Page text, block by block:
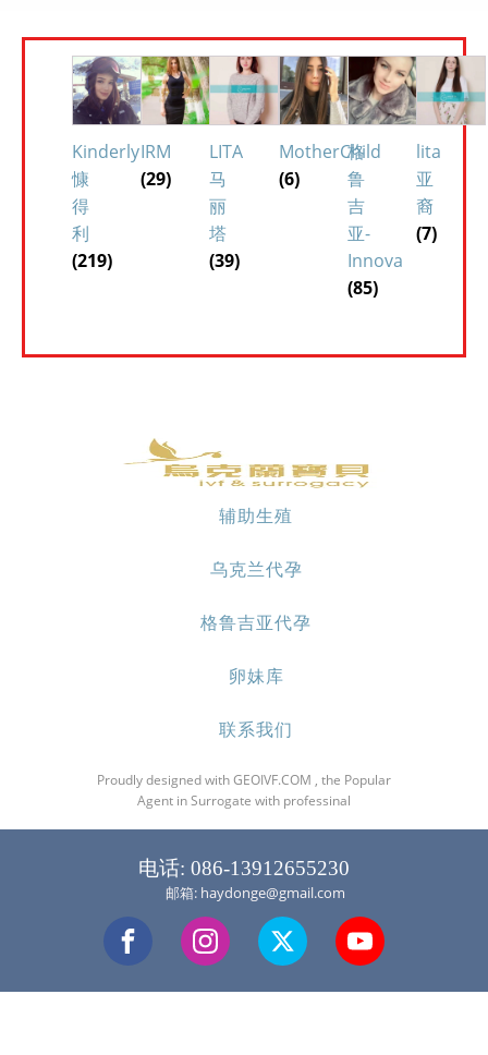
Kinderly
慷
得
利
(219)
IRM
(29)
LITA
马
丽
塔
(39)
MotherChild
(6)
格
鲁
吉
亚-
Innova
(85)
lita
亚
裔
(7)
辅助生殖
乌克兰代孕
格鲁吉亚代孕
卵妹库
联系我们
Proudly designed with GEOIVF.COM , the Popular
Agent in Surrogate with professinal
电话: 086-13912655230
邮箱: haydonge@gmail.com